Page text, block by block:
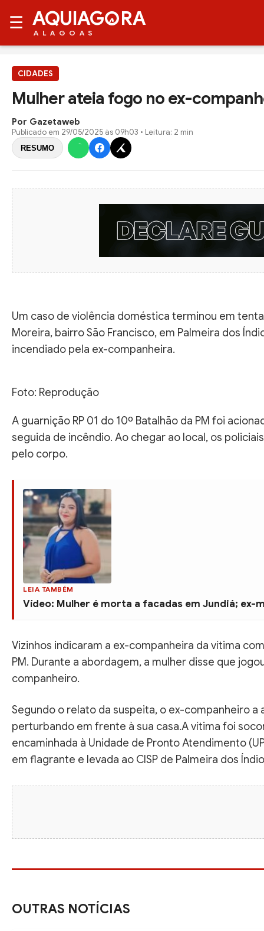
☰ AQUIAG RA
ALAGOAS
CIDADES
Mulher ateia fogo no ex-
Por Gazetaweb
Publicado em 29/05/2025 às 09h03 • Leitura: 2 min
RESUMO
Um caso de violência doméstica terminou em
Moreira, bairro São Francisco, em Palmeira dos
incendiado pela ex-companheira.
Foto: Reprodução
A guarnição RP 01 do 10º Batalhão da PM foi
seguida de incêndio. Ao chegar ao local, os
pelo corpo.
LEIA TAMBÉM
Vídeo: Mulher é morta a facadas em Jundiá;
Vizinhos indicaram a ex-companheira da vítima
PM. Durante a abordagem, a mulher disse que
companheiro.
Segundo o relato da suspeita, o ex-companheiro
perturbando em frente à sua casa.A vítima foi
encaminhada à Unidade de Pronto Atendimento
em flagrante e levada ao CISP de Palmeira dos
OUTRAS NOTÍCIAS